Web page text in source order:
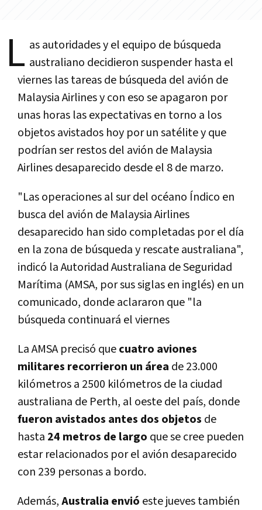
L as autoridades y el equipo de búsqueda
australiano decidieron suspender hasta el
viernes las tareas de búsqueda del avión de
Malaysia Airlines y con eso se apagaron por
unas horas las expectativas en torno a los
objetos avistados hoy por un satélite y que
podrían ser restos del avión de Malaysia
Airlines desaparecido desde el 8 de marzo.
"Las operaciones al sur del océano Índico en
busca del avión de Malaysia Airlines
desaparecido han sido completadas por el día
en la zona de búsqueda y rescate australiana",
indicó la Autoridad Australiana de Seguridad
Marítima (AMSA, por sus siglas en inglés) en un
comunicado, donde aclararon que "la
búsqueda continuará el viernes
La AMSA precisó quecuatro aviones
militares recorrieron un área de 23.000
kilómetrosa 2500 kilómetros de la ciudad
australiana de Perth, al oeste del país, donde
fueron avistados antes dos objetos de
hasta 24 metros de largo que se cree pueden
estar relacionados por el avión desaparecido
con 239 personas a bordo.
Además,Australia envió este jueves también